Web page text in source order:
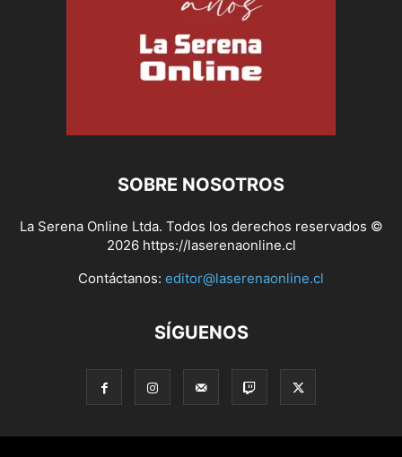
SOBRE NOSOTROS
La Serena Online Ltda. Todos los derechos reservados ©
2026 https://laserenaonline.cl
Contáctanos: editor@laserenaonline.cl
SÍGUENOS